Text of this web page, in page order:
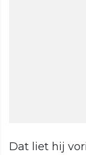
Dat liet hij